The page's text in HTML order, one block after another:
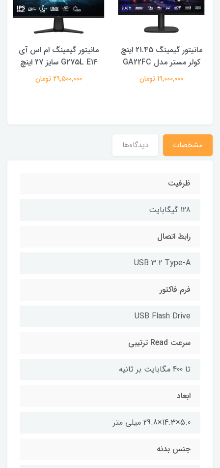
مانیتور گیمینگ 21.45 اینچ
کولر مستر مدل GA22FC
19,000,000 تومان
مانیتور گیمینگ ام اس آی
G275L E14 سایز 27 اینچ
29,500,000 تومان
مشخصات دیدگاه‌ها
ظرفیت
128 گیگابایت
رابط اتصال
USB 3.2 Type-A
فرم فاکتور
USB Flash Drive
سرعت Read ترتیبی
تا 400 مگابایت بر ثانیه
ابعاد
5.0×14.3×29.8 میلی متر
جنس بدنه